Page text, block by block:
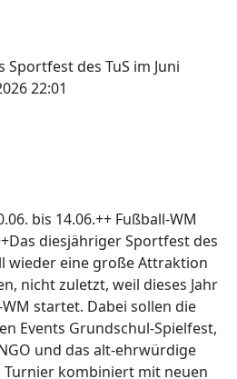
Sportfest des TuS im Juni
22:01
bis 14.06.++ Fußball-WM
diesjähriger Sportfest des
wieder eine große Attraktion
nicht zuletzt, weil dieses Jahr
startet. Dabei sollen die
Events Grundschul-Spielfest,
und das alt-ehrwürdige
kombiniert mit neuen